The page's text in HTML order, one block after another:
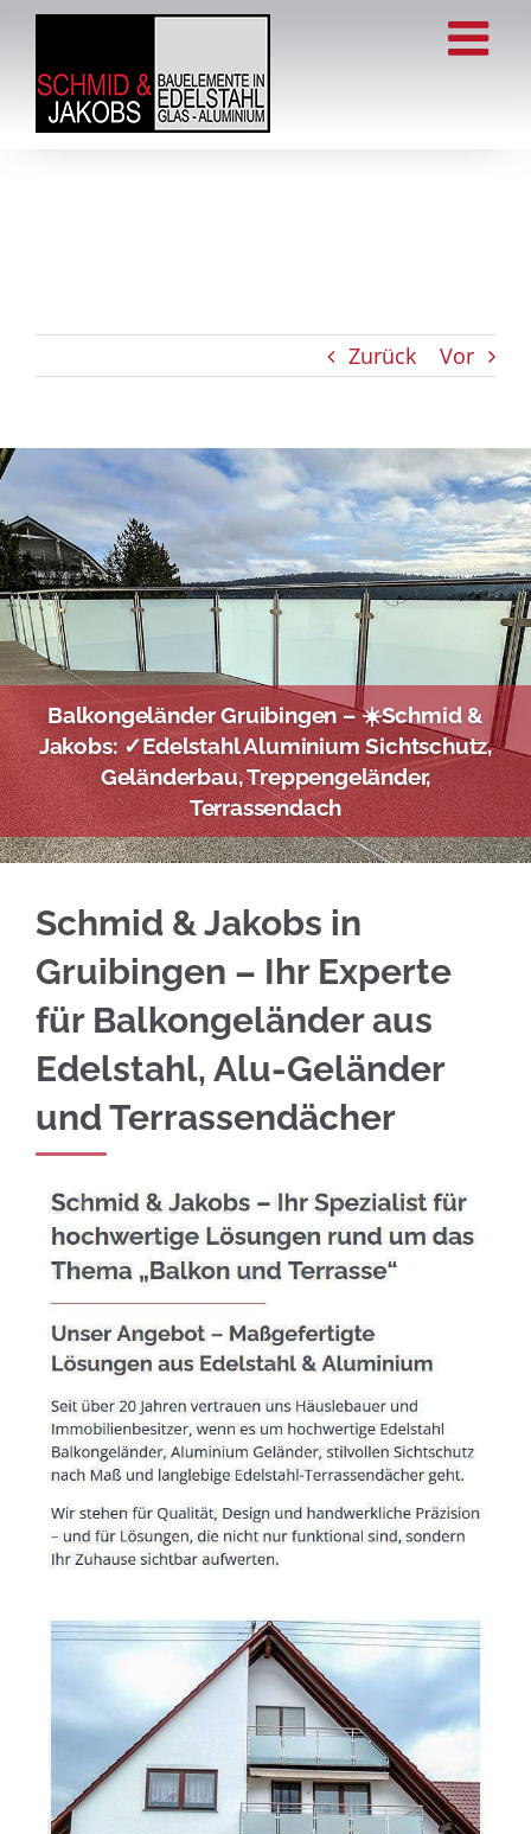
Zum
springen
Zurück Vor
Balkongeländer Gruibingen – ☀️Schmid &
Jakobs: ✓Edelstahl Aluminium Sichtschutz,
Geländerbau, Treppengeländer,
Terrassendach
Schmid & Jakobs in
Gruibingen – Ihr Experte
für Balkongeländer aus
Edelstahl, Alu-Geländer
und Terrassendächer